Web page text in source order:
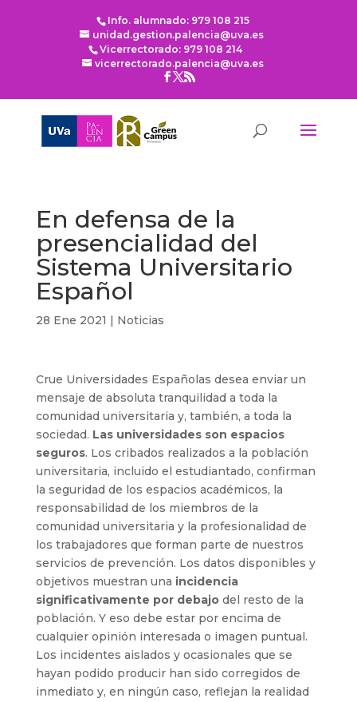
Info. alumnado: 979 108 215
unidad.gestion.palencia@uva.es
Vicerrectorado: 979 108 214
vicerrectorado.palencia@uva.es
En defensa de la
presencialidad del
Sistema Universitario
Español
28 Ene 2021 | Noticias
Crue Universidades Españolas desea enviar un
mensaje de absoluta tranquilidad a toda la
comunidad universitaria y, también, a toda la
sociedad. Las universidades son espacios
seguros. Los cribados realizados a la población
universitaria, incluido el estudiantado, confirman
la seguridad de los espacios académicos, la
responsabilidad de los miembros de la
comunidad universitaria y la profesionalidad de
los trabajadores que forman parte de nuestros
servicios de prevención. Los datos disponibles y
objetivos muestran una incidencia
significativamente por debajodel resto de la
población. Y eso debe estar por encima de
cualquier opinión interesada o imagen puntual.
Los incidentes aislados y ocasionales que se
hayan podido producir han sido corregidos de
inmediato y, en ningún caso, reflejan la realidad